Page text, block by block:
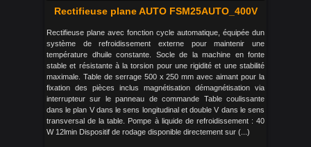
Rectifieuse plane AUTO FSM25AUTO_400V
Rectifieuse plane avec fonction cycle automatique, équipée dun
système de refroidissement externe pour maintenir une
température dhuile constante. Socle de la machine en fonte
stable et résistante à la torsion pour une rigidité et une stabilité
maximale. Table de serrage 500 x 250 mm avec aimant pour la
fixation des pièces inclus magnétisation démagnétisation via
interrupteur sur le panneau de commande Table coulissante
dans le plan V dans le sens longitudinal et double V dans le sens
transversal de la table. Pompe à liquide de refroidissement : 40
W 12lmin Dispositif de rodage disponible directement sur (...)